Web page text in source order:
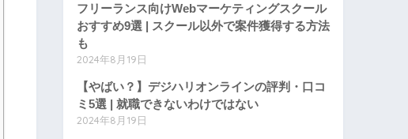
フリーランス向けWebマーケティングスクール
おすすめ9選 | スクール以外で案件獲得する方法
も
2024年8月19日
【やばい？】デジハリオンラインの評判・口コ
ミ5選 | 就職できないわけではない
2024年8月19日